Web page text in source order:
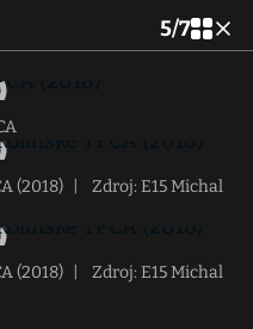
5/7
(2018)
Zdroj: E15 Michal
(2018)
Zdroj: E15 Michal